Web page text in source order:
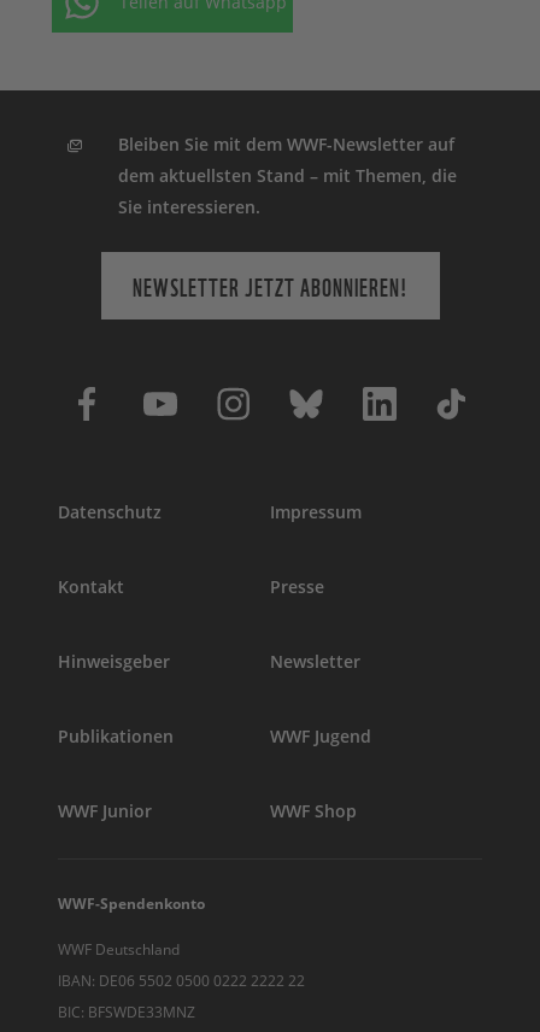
Bleiben Sie mit dem WWF-Newsletter auf
dem aktuellsten Stand – mit Themen, die
Sie interessieren.
NEWSLETTER JETZT ABONNIEREN!
Datenschutz Impressum
Kontakt Presse
Hinweisgeber Newsletter
Publikationen WWF Jugend
WWF Junior WWF Shop
WWF-Spendenkonto
WWF Deutschland
IBAN: DE06 5502 0500 0222 2222 22
BIC: BFSWDE33MNZ